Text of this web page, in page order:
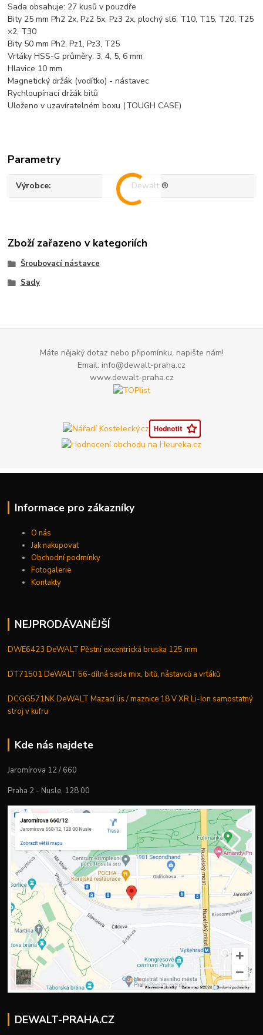
Sada obsahuje: 27 kusů v pouzdře
Bity 25 mm Ph2 2x, Pz2 5x, Pz3 2x, plochý sl6, T10, T15, T20, T25
×2, T30
Bity 50 mm Ph2, Pz1, Pz3, T25
Vrtáky HSS-G průměry: 3, 4, 5, 6 mm
Hlavice 10 mm
Magnetický držák (vodítko) - nástavec
Rychloupínací držák bitů
Uloženo v uzavíratelném boxu (TOUGH CASE)
Parametry
Výrobce Dewalt ®
Zboží zařazeno v kategoriích
Šroubovací nástavce
Sady
Máte nějaký dotaz nebo připomínku, napište nám!
Email: info@dewalt-praha.cz
www.dewalt-praha.cz
Informace pro zákazníky
O nás
Jak nakupovat
Obchodní podmínky
Fotogalerie
Kontakty
NEJPRODÁVANĚJŠÍ
DWE6423 DeWALT Pěstní excentrická bruska 125 mm
DT71501 DeWALT 56-dílná sada mix, bitů, nástavců a vrtáků
DCGG571NK DeWALT Mazací lis / maznice 18 V XR Li-Ion samostatný
stroj v kufru
Kde nás najdete
Jaromírova 12 / 660
Praha 2 - Nusle, 128 00
DEWALT-PRAHA.CZ